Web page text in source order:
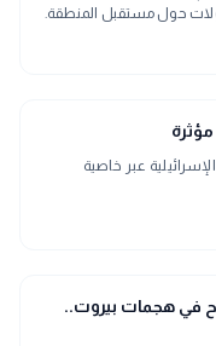
حول مستقبل المنطقة.
عبر خاصية
اللبناني: 80 قتيلا و200 جريح في هجمات بيروت..